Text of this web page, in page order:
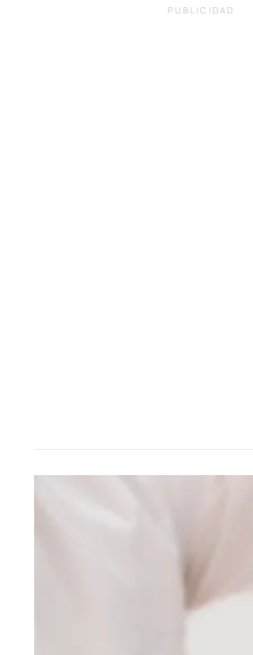
PUBLICIDAD